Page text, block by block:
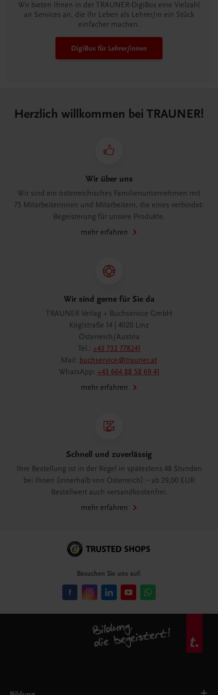
Wir bieten Ihnen in der TRAUNER-DigiBox eine Vielzahl
an Services an, die Ihr Leben als Lehrer/in ein Stück
einfacher machen.
DigiBox für Lehrer/innen
Herzlich willkommen bei TRAUNER!
Wir über uns
Wir sind ein österreichisches Familienunternehmen mit
75 Mitarbeiterinnen und Mitarbeitern, die eines verbindet:
Begeisterung für unsere Produkte.
mehr erfahren
Wir sind gerne für Sie da
TRAUNER Verlag + Buchservice GmbH
Köglstraße 14 | 4020 Linz
Österreich/Austria
Tel.: +43 732 778241
Mail: buchservice@trauner.at
WhatsApp: +43 664 88 58 69 41
mehr erfahren
Schnell und zuverlässig
Ihre Bestellung ist in der Regel in spätestens 48 Stunden
bei Ihnen (innerhalb von Österreich) – ab 29,00 EUR
Bestellwert auch versandkostenfrei.
mehr erfahren
Besuchen Sie uns auf: